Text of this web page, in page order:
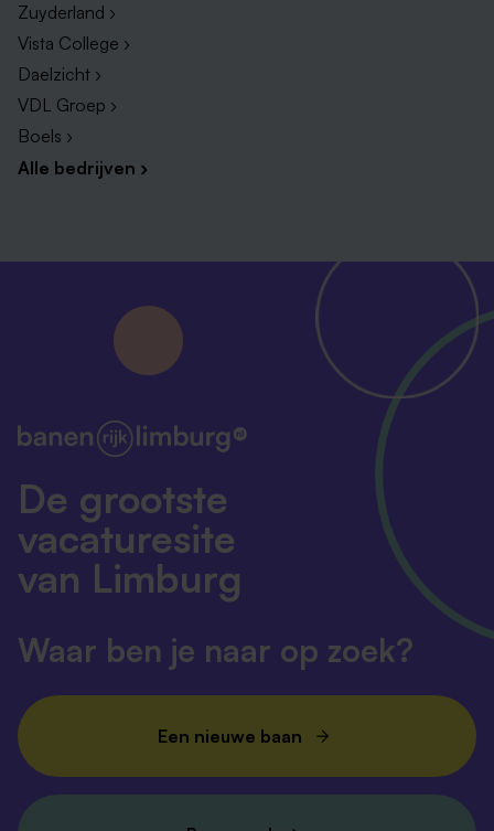
Zuyderland ›
Vista College ›
Daelzicht ›
VDL Groep ›
Boels ›
Alle bedrijven ›
De grootste
vacaturesite
van Limburg
Waar ben je naar op zoek?
Een nieuwe baan